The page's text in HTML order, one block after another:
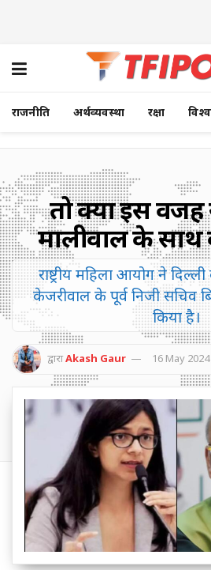
राजनीति अर्थव्यवस्था रक्षा विश्व
तो क्या इस वजह
मालीवाल के
राष्ट्रीय महिला आयोग ने
केजरीवाल के पूर्व निजी सचिव
किया है।
द्वाराAkash Gaur 16 May 2024